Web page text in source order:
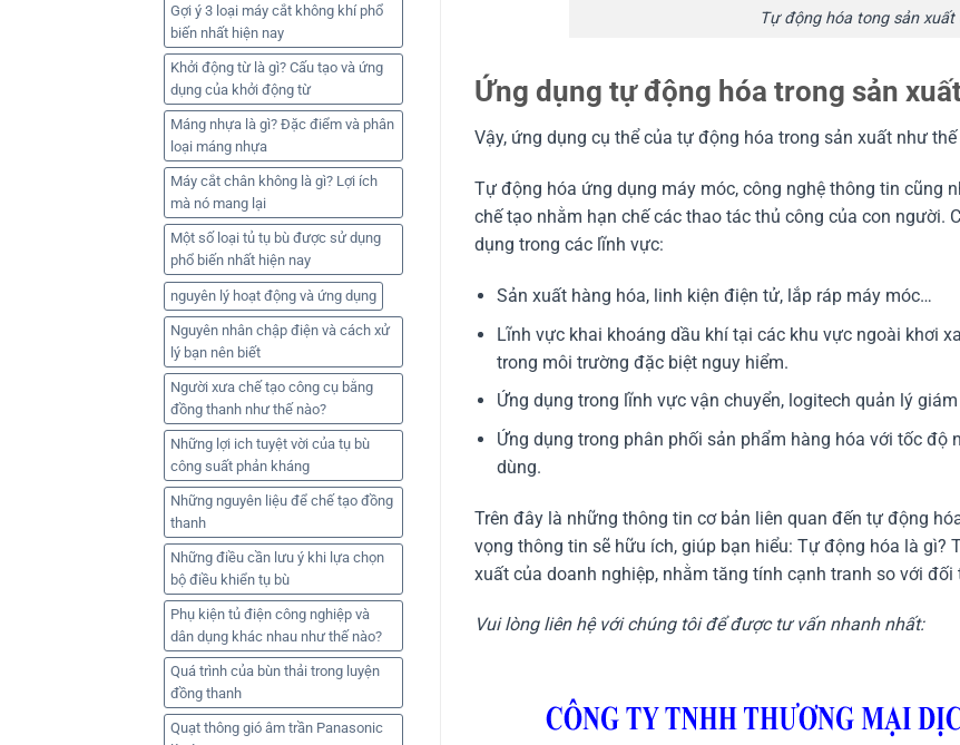
Gợi ý 3 loại máy cắt không khí phổ
biến nhất hiện nay
Khởi động từ là gì? Cấu tạo và ứng
dụng của khởi động từ
Máng nhựa là gì? Đặc điểm và phân
loại máng nhựa
Máy cắt chân không là gì? Lợi ích
mà nó mang lại
Một số loại tủ tụ bù được sử dụng
phổ biến nhất hiện nay
nguyên lý hoạt động và ứng dụng
Nguyên nhân chập điện và cách xử
lý bạn nên biết
Người xưa chế tạo công cụ bằng
đồng thanh như thế nào?
Những lợi ich tuyệt vời của tụ bù
công suất phản kháng
Những nguyên liệu để chế tạo đồng
thanh
Những điều cần lưu ý khi lựa chọn
bộ điều khiển tụ bù
Phụ kiện tủ điện công nghiệp và
dân dụng khác nhau như thế nào?
Quá trình của bùn thải trong luyện
đồng thanh
Quạt thông gió âm trần Panasonic
Tự động hóa tong sản xuất
Ứng dụng tự động hóa trong sản
Vậy, ứng dụng cụ thể của tự động hóa trong sản xuất như thế
Tự động hóa ứng dụng máy móc, công nghệ thông tin cũng
chế tạo nhằm hạn chế các thao tác thủ công của con người.
dụng trong các lĩnh vực:
Sản xuất hàng hóa, linh kiện điện tử, lắp ráp máy móc…
Lĩnh vực khai khoáng dầu khí tại các khu vực ngoài khơi
trong môi trường đặc biệt nguy hiểm.
Ứng dụng trong lĩnh vực vận chuyển, logitech quản lý
Ứng dụng trong phân phối sản phẩm hàng hóa với tốc
dùng.
Trên đây là những thông tin cơ bản liên quan đến tự động
vọng thông tin sẽ hữu ích, giúp bạn hiểu: Tự động hóa là gì?
xuất của doanh nghiệp, nhằm tăng tính cạnh tranh so với đối
Vui lòng liên hệ với chúng tôi để được tư vấn nhanh nhất: